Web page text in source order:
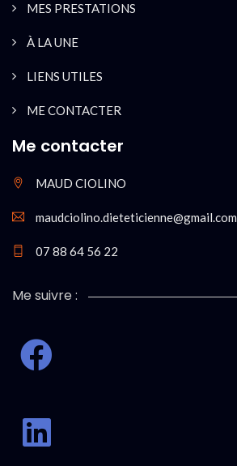
MES PRESTATIONS
À LA UNE
LIENS UTILES
ME CONTACTER
Me contacter
MAUD CIOLINO
maudciolino.dieteticienne@gmail.com
07 88 64 56 22
Me suivre :